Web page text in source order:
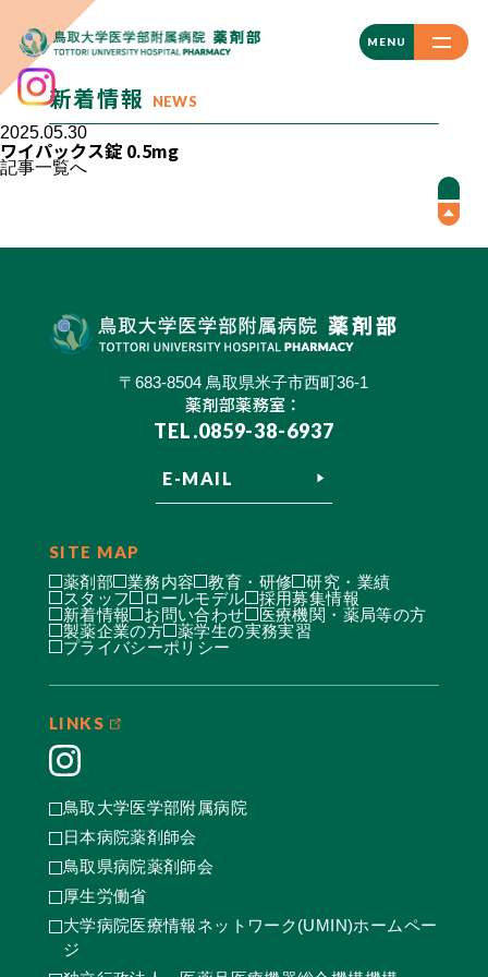
MENU
CLOSE
新着情報 NEWS
2025.05.30
ワイパックス錠 0.5mg
記事一覧へ
〒683-8504 鳥取県米子市西町36-1
薬剤部薬務室：
TEL.0859-38-6937
E-MAIL
SITE MAP
薬剤部 業務内容 教育・研修
研究・業績
スタッフ
ロールモデル
採用募集情報
新着情報
お問い合わせ
医療機関・薬局等の方
製薬企業の方
薬学生の実務実習
プライバシーポリシー
LINKS
鳥取大学医学部附属病院
日本病院薬剤師会
鳥取県病院薬剤師会
厚生労働省
大学病院医療情報ネットワーク(UMIN)ホームペー
ジ